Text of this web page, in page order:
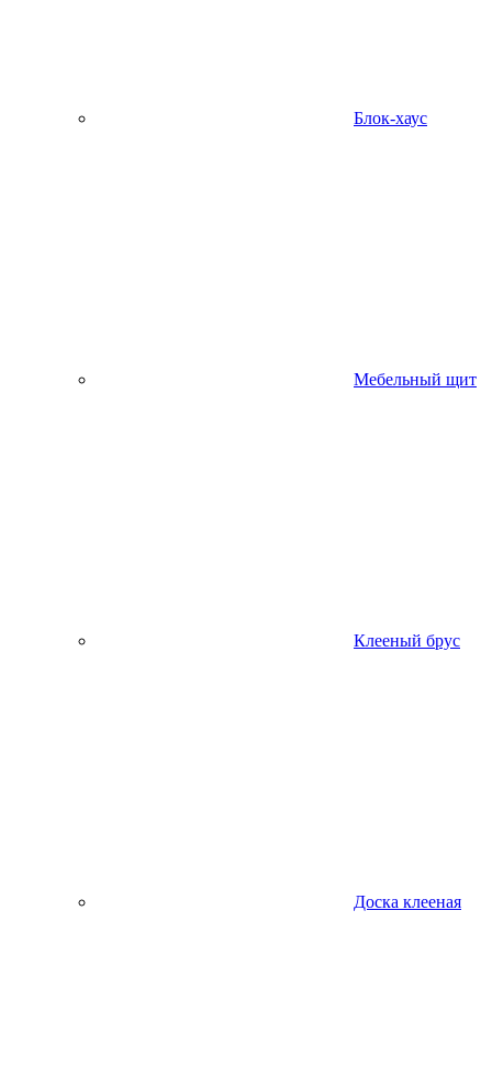
Блок-хаус
Мебельный щит
Клееный брус
Доска клееная